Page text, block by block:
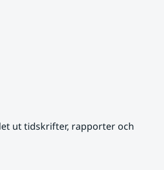
ut tidskrifter, rapporter och